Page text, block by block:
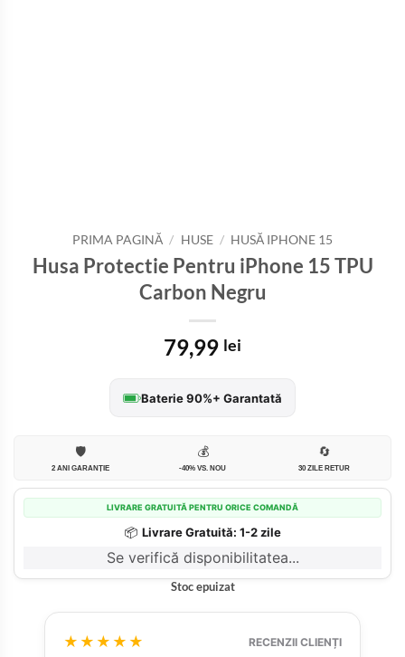
PRIMA PAGINĂ / HUSE / HUSĂ IPHONE 15
Husa Protectie Pentru iPhone 15 TPU
Carbon Negru
79,99 lei
Baterie 90%+ Garantată
🛡️
2 ANI GARANȚIE
💰
-40% VS. NOU
🔄
30 ZILE RETUR
LIVRARE GRATUITĂ PENTRU ORICE COMANDĂ
📦 Livrare Gratuită: 1-2 zile
Se verifică disponibilitatea...
Stoc epuizat
★★★★★ RECENZII CLIENȚI